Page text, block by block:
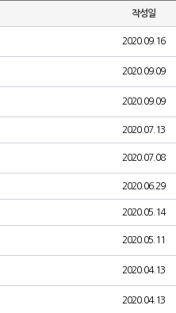
작성일
2020.09.16
2020.09.09
2020.09.09
2020.07.13
2020.07.08
2020.06.29
2020.05.14
2020.05.11
2020.04.13
2020.04.13